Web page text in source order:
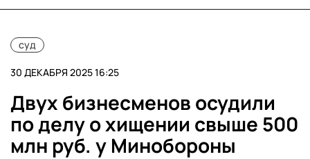
суд
30 ДЕКАБРЯ 2025 16:25
Двух бизнесменов осудили
по делу о хищении свыше 500
млн руб. у Минобороны